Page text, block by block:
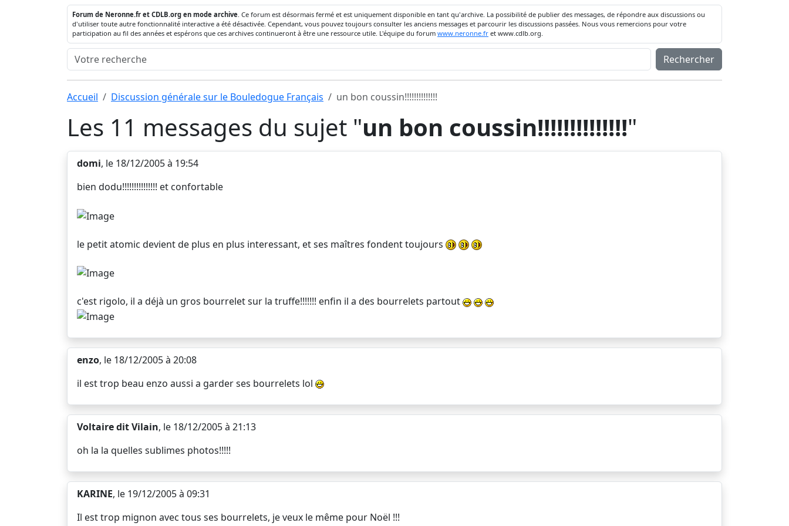
Forum de Neronne.fr et CDLB.org en mode archive. Ce forum est désormais fermé et est uniquement disponible en tant qu'archive. La possibilité de publier des messages, de répondre aux discussions ou
d'utiliser toute autre fonctionnalité interactive a été désactivée. Cependant, vous pouvez toujours consulter les anciens messages et parcourir les discussions passées. Nous vous remercions pour votre
participation au fil des années et espérons que ces archives continueront à être une ressource utile. L'équipe du forum www.neronne.fr et www.cdlb.org.
Rechercher
Accueil Discussion générale sur le Bouledogue Français un bon coussin!!!!!!!!!!!!!!
Les 11 messages du sujet "un bon coussin!!!!!!!!!!!!!!"
domi, le 18/12/2005 à 19:54
bien dodu!!!!!!!!!!!!!!! et confortable
le petit atomic devient de plus en plus interessant, et ses maîtres fondent toujours
c'est rigolo, il a déjà un gros bourrelet sur la truffe!!!!!!! enfin il a des bourrelets partout
enzo, le 18/12/2005 à 20:08
il est trop beau enzo aussi a garder ses bourrelets lol
Voltaire dit Vilain, le 18/12/2005 à 21:13
oh la la quelles sublimes photos!!!!!
KARINE, le 19/12/2005 à 09:31
Il est trop mignon avec tous ses bourrelets, je veux le même pour Noël !!!